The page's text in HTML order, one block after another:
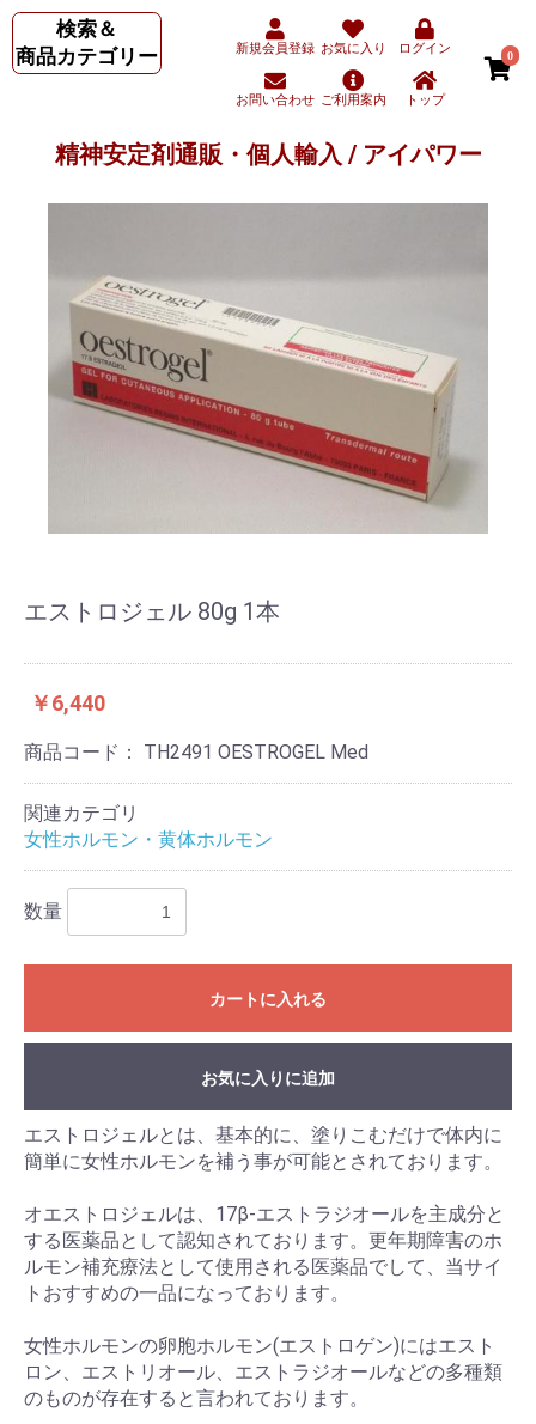
検索＆
商品カテゴリー
新規会員登録 お気に入り ログイン
お問い合わせ ご利用案内 トップ
0
精神安定剤通販・個人輸入 / アイパワー
エストロジェル 80g 1本
￥6,440
商品コード： TH2491 OESTROGEL Med
関連カテゴリ
女性ホルモン・黄体ホルモン
数量
カートに入れる
お気に入りに追加
エストロジェルとは、基本的に、塗りこむだけで体内に
簡単に女性ホルモンを補う事が可能とされております。
オエストロジェルは、17β-エストラジオールを主成分と
する医薬品として認知されております。更年期障害のホ
ルモン補充療法として使用される医薬品でして、当サイ
トおすすめの一品になっております。
女性ホルモンの卵胞ホルモン(エストロゲン)にはエスト
ロン、エストリオール、エストラジオールなどの多種類
のものが存在すると言われております。